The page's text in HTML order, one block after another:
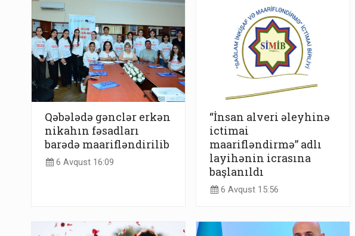
6 Avqust 17:17
Qəbələdə gənclər erkən
nikahın fəsadları
barədə maarifləndirilib
6 Avqust 16:09
“İnsan alveri əleyhinə
ictimai
maarifləndirmə” adlı
layihənin icrasına
başlanıldı
6 Avqust 15:56